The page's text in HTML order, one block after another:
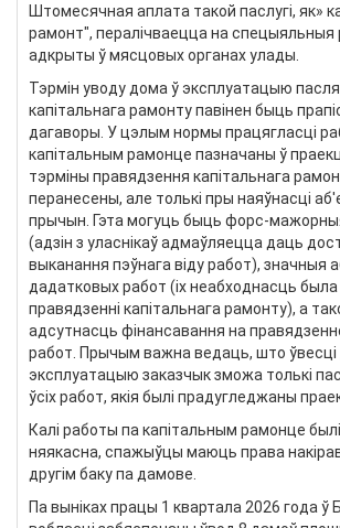
Штомесячная аплата такой паслугі, як»
рамонт", пералічваецца на спецыяльныя
адкрыты ў мясцовых органах улады.
Тэрмін уводу дома ў эксплуатацыю
капітальнага рамонту павінен быць
дагаворы. У цэлым нормы працягласці
капітальным рамонце пазначаны ў
тэрміны правядзення капітальнага
перанесены, але толькі пры наяўнасці
прычын. Гэта могуць быць форс-
(адзін з уласнікаў адмаўляецца даць
выканання пэўнага віду работ), значныя
дадатковых работ (іх неабходнасць
правядзенні капітальнага рамонту), а
адсутнасць фінансавання на
работ. Прычым важна ведаць, што ўвесці
эксплуатацыю заказчык зможа толькі
ўсіх работ, якія былі прадугледжаны
Калі работы па капітальным рамонце
няякасна, спажыўцы маюць права
другім баку па дамове.
Па выніках працы 1 квартала 2026 года ў